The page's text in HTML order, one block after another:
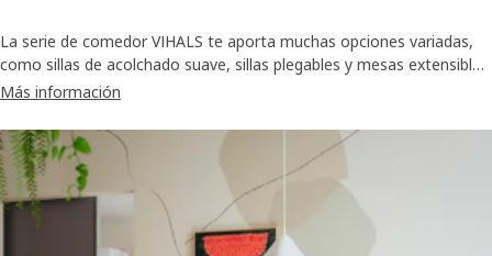
La serie de comedor VIHALS te aporta muchas opciones variadas,
como sillas de acolchado suave, sillas plegables y mesas extensibles
de distintos tamaños, formas y colores. Cuenta con un mobiliario
zona de comedor cuando las cosas cambian.
Más información